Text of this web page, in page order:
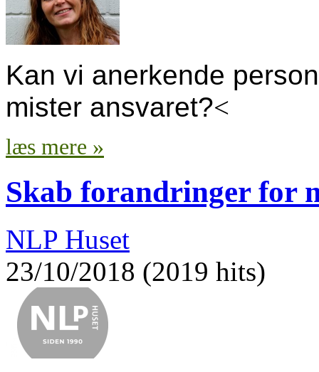
Kan vi anerkende
mister ansvaret?<
læs mere »
Skab forandringer for
NLP Huset
23/10/2018 (2019 hits)